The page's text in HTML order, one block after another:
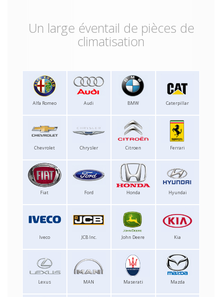
Un large éventail de pièces de
climatisation
Alfa Romeo Audi BMW Caterpillar
Chevrolet Chrysler Citroen Ferrari
Fiat Ford Honda Hyundai
Iveco JCB Inc. John Deere Kia
Lexus MAN Maserati Mazda